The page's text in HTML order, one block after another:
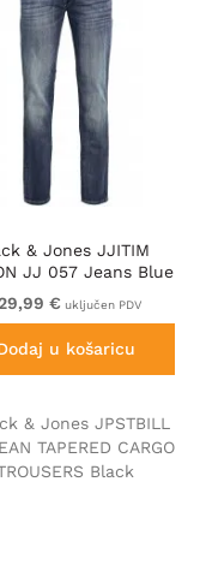
& Jones JJITIM
JJ 057 Jeans Blue
€ uključen PDV
u košaricu